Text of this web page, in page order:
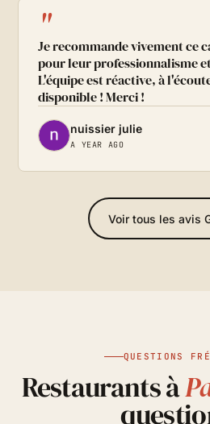
"
Je recommande vivement ce
pour leur professionnalisme
L'équipe est réactive, à
disponible ! Merci !
nuissier julie
A YEAR AGO
Voir tous les avis
QUESTIONS
Restaurants à